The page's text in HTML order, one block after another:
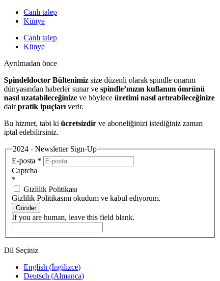
Canlı talep
Künye
Canlı talep
Künye
Ayrılmadan önce
Spindeldoctor Bültenimiz size düzenli olarak spindle onarım
dünyasından haberler sunar ve spindle’ınızın kullanım ömrünü
nasıl uzatabileceğinize ve böylece üretimi nasıl artırabileceğinize
dairpratik ipuçları verir.
Bu hizmet, tabi ki ücretsizdir ve aboneliğinizi istediğiniz zaman
iptal edebilirsiniz.
2024 - Newsletter Sign-Up
E-posta *
Captcha
*
Gizlilik Politikası
Gizlilik Politikasını okudum ve kabul ediyorum.
Gönder
If you are human, leave this field blank.
Dil Seçiniz
English (İngilizce)
Deutsch (Almanca)